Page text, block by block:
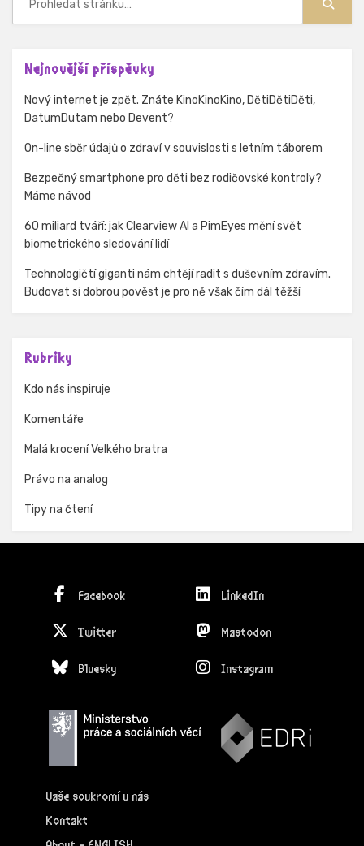
Nejnovější příspěvky
Nový internet je zpět. Znáte KinoKinoKino, DětiDětiDěti,
DatumDutam nebo Devent?
On-line sběr údajů o zdraví v souvislosti s letním táborem
Bezpečný smartphone pro děti bez rodičovské kontroly?
Máme návod
60 miliard tváří: jak Clearview AI a PimEyes mění svět
biometrického sledování lidí
Technologičtí giganti nám chtějí radit s duševním zdravím.
Budovat si dobrou pověst je pro ně však čím dál těžší
Rubriky
Kdo nás inspiruje
Komentáře
Malá krocení Velkého bratra
Právo na analog
Tipy na čtení
Facebook LinkedIn
Twitter Mastodon
Bluesky Instagram
Vaše soukromí u nás
Kontakt